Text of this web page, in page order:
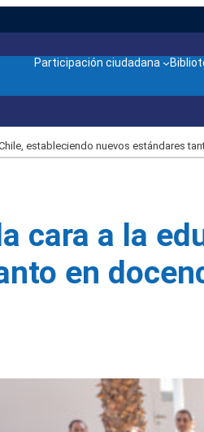
Participación ciudadana
estableciendo nuevos estándares
cara a la
en